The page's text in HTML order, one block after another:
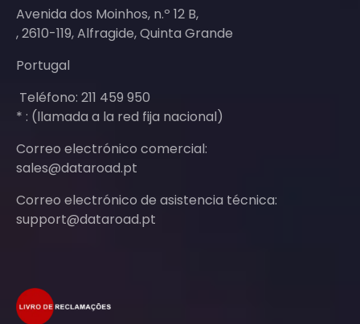
Avenida dos Moinhos, n.º 12 B,
, 2610-119, Alfragide, Quinta Grande
Portugal
Teléfono: 211 459 950
* : (llamada a la red fija nacional)
Correo electrónico comercial:
sales@dataroad.pt
Correo electrónico de asistencia técnica:
support@dataroad.pt